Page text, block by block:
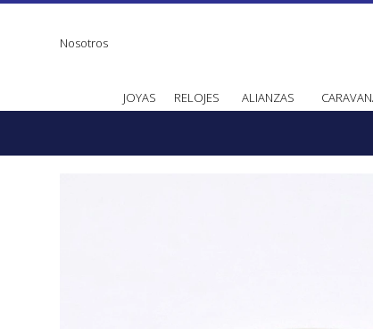
JOYAS RELOJES ALIANZAS
Nosotros